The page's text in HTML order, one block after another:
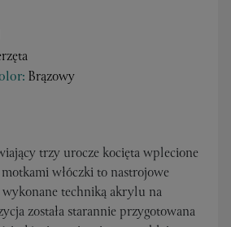
Brązowy
trzy urocze kocięta wplecione
włóczki to nastrojowe
wykonane techniką akrylu na
została starannie przygotowana